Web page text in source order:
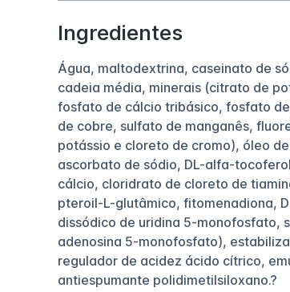
Ingredientes
Água, maltodextrina, caseinato de
cadeia média, minerais (citrato de
fosfato de cálcio tribásico, fosfato
de cobre, sulfato de manganês,
potássio e cloreto de cromo), óleo
ascorbato de sódio, DL-alfa-
cálcio, cloridrato de cloreto de
pteroil-L-glutâmico, fitomenadiona,
dissódico de uridina 5-monofosfato,
adenosina 5-monofosfato),
regulador de acidez ácido cítrico,
antiespumante polidimetilsiloxano.?